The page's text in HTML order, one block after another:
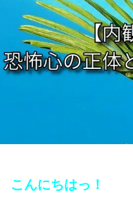
こんにちはっ！